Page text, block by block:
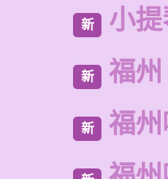
新 小
新 福
新 福